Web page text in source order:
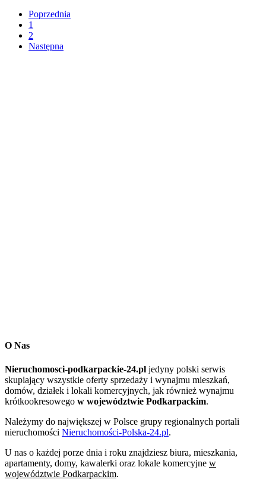
Poprzednia
1
2
Następna
O Nas
Nieruchomosci-podkarpackie-24.pl jedyny polski serwis
skupiający wszystkie oferty sprzedaży i wynajmu mieszkań,
domów, działek i lokali komercyjnych, jak również wynajmu
krótkookresowego w województwie Podkarpackim.
Należymy do największej w Polsce grupy regionalnych portali
nieruchomości Nieruchomości-Polska-24.pl.
U nas o każdej porze dnia i roku znajdziesz biura, mieszkania,
apartamenty, domy, kawalerki oraz lokale komercyjne w
województwie Podkarpackim.